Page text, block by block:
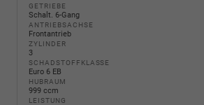
GETRIEBE
Schalt. 6-Gang
ANTRIEBSACHSE
Frontantrieb
ZYLINDER
3
SCHADSTOFFKLASSE
Euro 6 EB
HUBRAUM
999 ccm
LEISTUNG